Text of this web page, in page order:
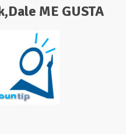
ME GUSTA